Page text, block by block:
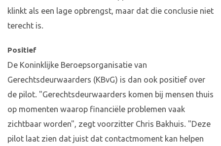
klinkt als een lage opbrengst, maar dat die conclusie niet
terecht is.
Positief
De Koninklijke Beroepsorganisatie van
Gerechtsdeurwaarders (KBvG) is dan ook positief over
de pilot. "Gerechtsdeurwaarders komen bij mensen thuis
op momenten waarop financiële problemen vaak
zichtbaar worden", zegt voorzitter Chris Bakhuis. "Deze
pilot laat zien dat juist dat contactmoment kan helpen